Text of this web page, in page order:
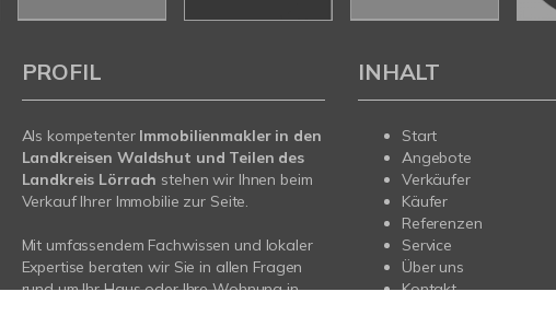
PROFIL
Als kompetenter Immobilienmakler in den
Landkreisen Waldshut und Teilen des
Landkreis Lörrach stehen wir Ihnen beim
Verkauf Ihrer Immobilie zur Seite.
Mit umfassendem Fachwissen und lokaler
Expertise beraten wir Sie in allen Fragen
rund um Ihr Haus oder Ihre Wohnung in
INHALT
Start
Angebote
Verkäufer
Käufer
Referenzen
Service
Über uns
Kontakt